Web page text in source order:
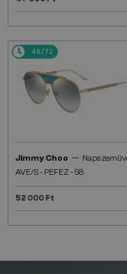
48/72
Jimmy Choo —
AVE/S - PEFEZ - 58
52 000 Ft